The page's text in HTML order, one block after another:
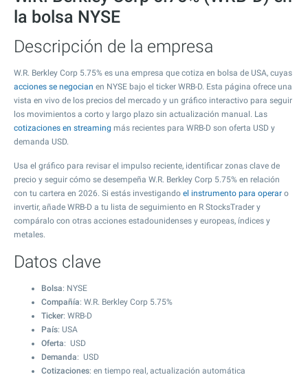
la bolsa NYSE
Descripción de la empresa
W.R. Berkley Corp 5.75% es una empresa que cotiza en bolsa de USA, cuyas
acciones se negocian en NYSE bajo el ticker WRB-D. Esta página ofrece una
vista en vivo de los precios del mercado y un gráfico interactivo para seguir
los movimientos a corto y largo plazo sin actualización manual. Las
cotizaciones en streaming más recientes para WRB-D son oferta USD y
demanda USD.
Usa el gráfico para revisar el impulso reciente, identificar zonas clave de
precio y seguir cómo se desempeña W.R. Berkley Corp 5.75% en relación
con tu cartera en 2026. Si estás investigando el instrumento para operar o
invertir, añade WRB-D a tu lista de seguimiento en R StocksTrader y
compáralo con otras acciones estadounidenses y europeas, índices y
metales.
Datos clave
Bolsa: NYSE
Compañía: W.R. Berkley Corp 5.75%
Ticker: WRB-D
País: USA
Oferta: USD
Demanda: USD
Cotizaciones: en tiempo real, actualización automática